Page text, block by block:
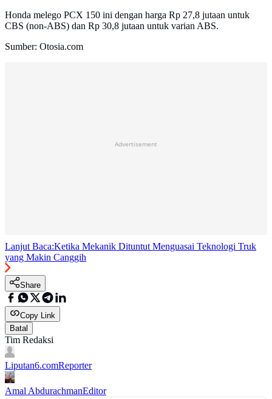
Honda melego PCX 150 ini dengan harga Rp 27,8 jutaan untuk
CBS (non-ABS) dan Rp 30,8 jutaan untuk varian ABS.
Sumber: Otosia.com
Advertisement
Lanjut Baca:Ketika Mekanik Dituntut Menguasai Teknologi Truk
yang Makin Canggih
Share
Copy Link
Batal
Tim Redaksi
Liputan6.comReporter
Amal AbdurachmanEditor